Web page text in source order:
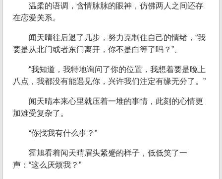
温柔的语调，含情脉脉的眼神，仿佛两人之间还存
在恋爱关系。
闻天晴往后退了几步，努力克制住自己的情绪，“我
要是从北门或者东门离开，你不是白等了吗？”、
“我知道，我特地询问了你的位置，我想着要是晚上
八点，我都没有能遇见你，兴许我们注定有缘无分了。”
闻天晴本来心里就压着一堆的事情，此刻的心情更
加难受复杂了。
“你找我有什么事？”
霍旭看着闻天晴眉头紧蹙的样子，低低笑了一
声：“这么厌烦我？”